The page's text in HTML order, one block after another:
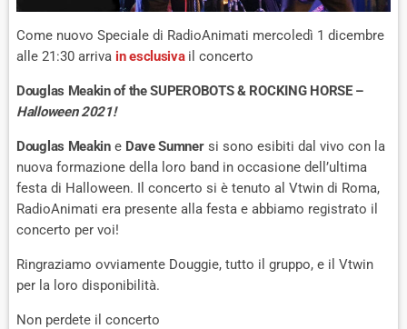
Come nuovo Speciale di RadioAnimati mercoledì 1 dicembre
alle 21:30 arriva in esclusivail concerto
Douglas Meakin of the SUPEROBOTS & ROCKING HORSE –
Halloween 2021!
Douglas Meakine Dave Sumnersi sono esibiti dal vivo con la
nuova formazione della loro band in occasione dell’ultima
festa di Halloween. Il concerto si è tenuto al Vtwin di Roma,
RadioAnimati era presente alla festa e abbiamo registrato il
concerto per voi!
Ringraziamo ovviamente Douggie, tutto il gruppo, e il Vtwin
per la loro disponibilità.
Non perdete il concerto